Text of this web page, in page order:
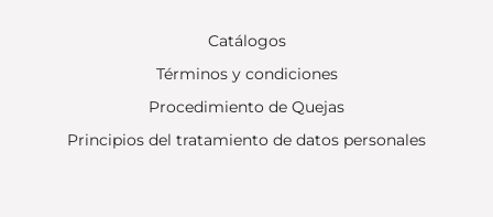
Catálogos
Términos y condiciones
Procedimiento de Quejas
Principios del tratamiento de datos personales